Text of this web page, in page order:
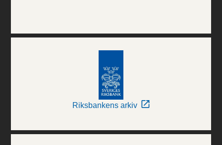
Riksbankens arkiv